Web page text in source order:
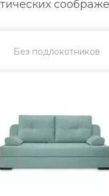
Без подлокотников